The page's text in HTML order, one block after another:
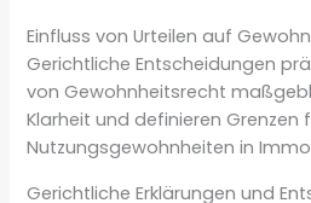
Einfluss von Urteilen auf
Gerichtliche Entscheidungen
von Gewohnheitsrecht
Klarheit und definieren Grenzen
Nutzungsgewohnheiten in
Gerichtliche Erklärungen und